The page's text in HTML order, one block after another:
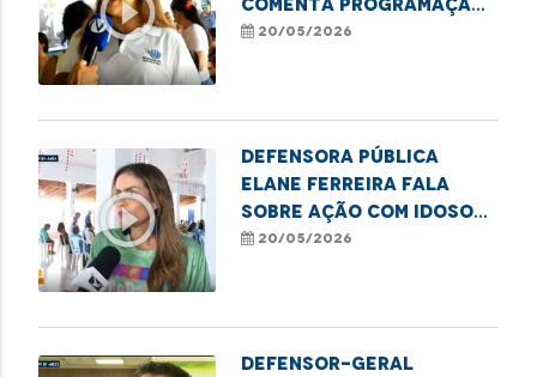
do MaraDefs em
20/05/2026
play_circle_outline
Defensora Pública
Elane Ferreira fala
sobre ação com idosos
do MaraDefs em Balsas
20/05/2026
Defensor-geral